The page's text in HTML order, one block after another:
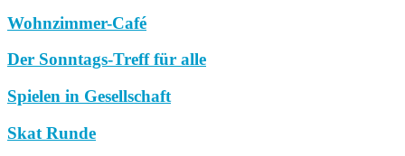
Wohnzimmer-Café
Der Sonntags-Treff für alle
Spielen in Gesellschaft
Skat Runde